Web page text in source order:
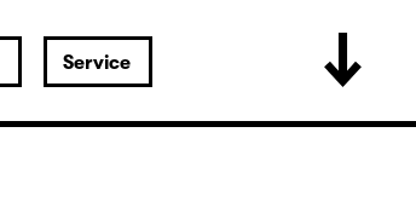
Service